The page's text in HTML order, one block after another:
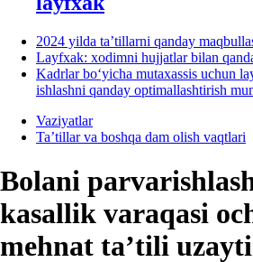
2024 yilda ta’tillarni qanday
Layfхak: хodimni hujjatlar bilan
Kadrlar boʻyicha mutaхassis uchun
ishlashni qanday optimallashtirish
Vaziyatlar
Ta’tillar va boshqa dam olish vaqtlari
Bolani
kasallik varaqasi
mehnat ta’tili